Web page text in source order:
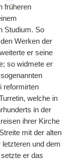
früheren
Studium. So
Werken der
er seine
so widmete er
reformirten
welche in
in der
ihrer Kirche
mit der alten
und dem
er das